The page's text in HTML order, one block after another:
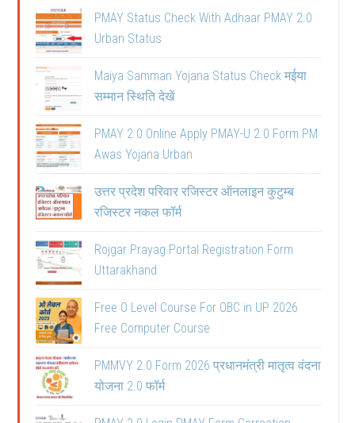
PMAY Status Check With Adhaar PMAY 2.0
Urban Status
Maiya Samman Yojana Status Check मईया
सम्मान स्थिति देखें
PMAY 2.0 Online Apply PMAY-U 2.0 Form PM
Awas Yojana Urban
उत्तर प्रदेश परिवार रजिस्टर ऑनलाइन कुटुम्ब
रजिस्टर नकल फॉर्म
Rojgar Prayag Portal Registration Form
Uttarakhand
Free O Level Course For OBC in UP 2026
Free Computer Course
PMMVY 2.0 Form 2026 प्रधानमंत्री मातृत्व वंदना
योजना 2.0 फॉर्म